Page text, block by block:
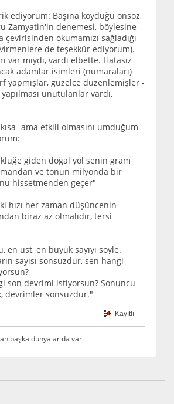
ediyorum: Başına koyduğu önsöz,
Zamyatin'in denemesi, böylesine
çevirisinden okumamızı sağladığı
de teşekkür ediyorum).
var mıydı, vardı elbette. Hatasız
adamlar isimleri (numaraları)
yapmışlar, güzelce düzenlemişler -
unutulanlar vardı,
-ama etkili olmasını umduğum
giden doğal yol senin gram
ve tonun milyonda bir
hissetmenden geçer"
hızı her zaman düşüncenin
biraz az olmalıdır, tersi
en üst, en büyük sayıyı söyle.
sayısı sonsuzdur, sen hangi
son devrimi istiyorsun? Sonuncu
devrimler sonsuzdur."
Kayıtlı
başka dünyalar da var.